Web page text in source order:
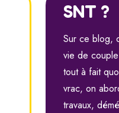
SNT ?
Sur ce blog,
vie de
tout à fait
vrac, on
travaux,